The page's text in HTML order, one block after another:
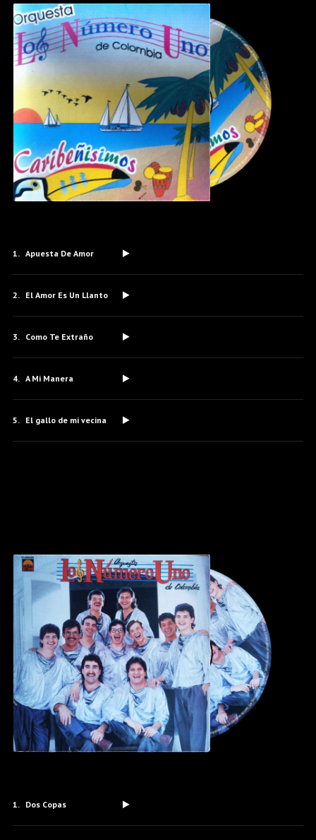
Apuesta De Amor
El Amor Es Un Llanto
Como Te Extraño
A Mi Manera
El gallo de mi vecina
Dos Copas